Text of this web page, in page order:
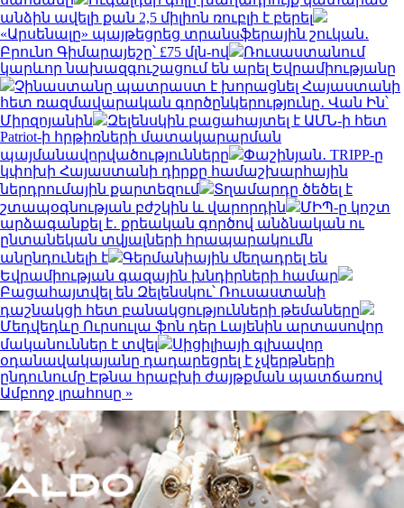
անձին ավելի քան 2,5 միլիոն ռուբլի է բերել
«Արսենալը» պայթեցրեց տրանսֆերային շուկան․
Բրունո Գիմարայեշը՝ £75 մլն-ով
Ռուսաստանում
կարևոր նախազգուշացում են արել Եվրամիությանը
Չինաստանը պատրաստ է խորացնել Հայաստանի
հետ ռազմավարական գործընկերությունը․ Վան Ին՝
Միրզոյանին
Զելենսկին բացահայտել է ԱՄՆ-ի հետ
Patriot-ի հրթիռների մատակարարման
պայմանավորվածությունները
Փաշինյան․ TRIPP-ը
կփոխի Հայաստանի դիրքը համաշխարհային
ներդրումային քարտեզում
Տղամարդը ծեծել է
շտապօգնության բժշկին և վարորդին
ՄԻՊ-ը կոշտ
արձագանքել է․ քրեական գործով անձնական ու
ընտանեկան տվյալների հրապարակումն
անընդունելի է
Գերմանիային մեղադրել են
Եվրամիության գազային խնդիրների համար
Բացահայտվել են Զելենսկու՝ Ռուսաստանի
դաշնակցի հետ բանակցությունների թեմաները
Մեդվեդևը Ուրսուլա ֆոն դեր Լայենին արտասովոր
մականուններ է տվել
Սիցիլիայի գլխավոր
օդանավակայանը դադարեցրել է չվերթների
ընդունումը Էթնա հրաբխի ժայթքման պատճառով
Ամբողջ լրահոսը »